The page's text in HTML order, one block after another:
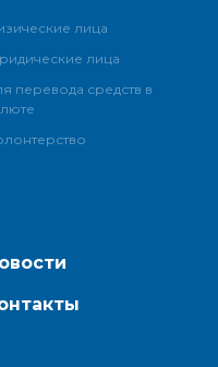
лица
лица
перевода средств в